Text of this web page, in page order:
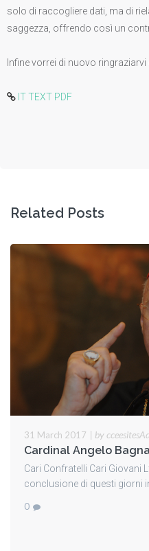
solo di raccogliere dati, ma di
saggezza, offrendo così un
Infine vorrei di nuovo ringraziarvi
IT TEXT PDF
Related Posts
31 March 2017 | by
Cardinal Angelo
Cari Confratelli Cari Giovani
conclusione di questi giorni
0